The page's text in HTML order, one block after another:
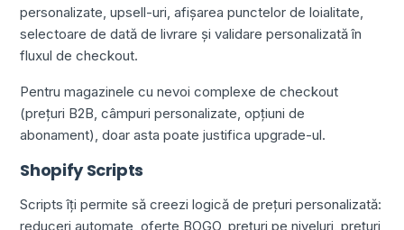
personalizate, upsell-uri, afișarea punctelor de loialitate,
selectoare de dată de livrare și validare personalizată în
fluxul de checkout.
Pentru magazinele cu nevoi complexe de checkout
(prețuri B2B, câmpuri personalizate, opțiuni de
abonament), doar asta poate justifica upgrade-ul.
Shopify Scripts
Scripts îți permite să creezi logică de prețuri personalizată:
reduceri automate, oferte BOGO, prețuri pe niveluri, prețuri